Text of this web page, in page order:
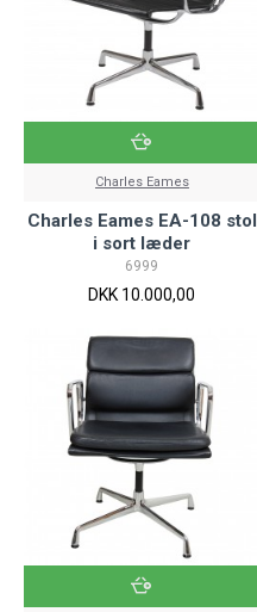
Charles Eames
Charles Eames EA-108 stol
i sort læder
6999
DKK 10.000,00